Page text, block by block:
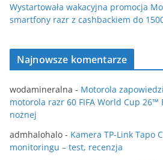
Wystartowała wakacyjna promocja
smartfony razr z cashbackiem do
Najnowsze komentarze
wodamineralna - Motorola
motorola razr 60 FIFA World Cup 26™
nożnej
admhalohalo - Kamera TP-Link Tapo
monitoringu – test, recenzja